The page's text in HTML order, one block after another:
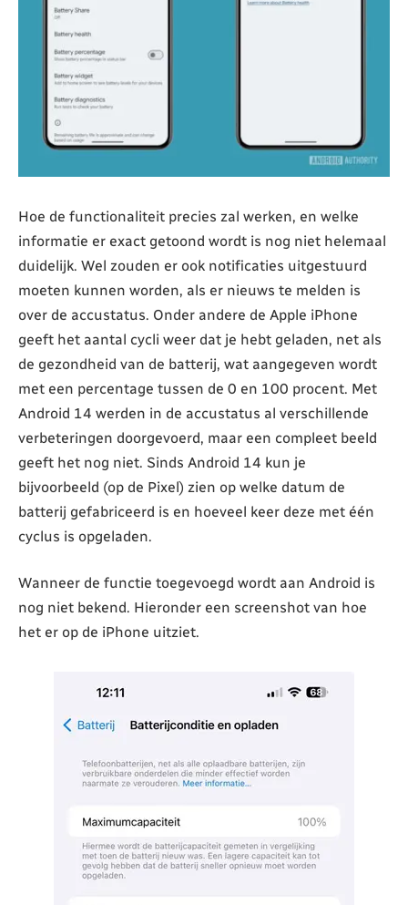
Hoe de functionaliteit precies zal werken, en welke
informatie er exact getoond wordt is nog niet helemaal
duidelijk. Wel zouden er ook notificaties uitgestuurd
moeten kunnen worden, als er nieuws te melden is
over de accustatus. Onder andere de Apple iPhone
geeft het aantal cycli weer dat je hebt geladen, net als
de gezondheid van de batterij, wat aangegeven wordt
met een percentage tussen de 0 en 100 procent. Met
Android 14 werden in de accustatus al verschillende
verbeteringen doorgevoerd, maar een compleet beeld
geeft het nog niet. Sinds Android 14 kun je
bijvoorbeeld (op de Pixel) zien op welke datum de
batterij gefabriceerd is en hoeveel keer deze met één
cyclus is opgeladen.
Wanneer de functie toegevoegd wordt aan Android is
nog niet bekend. Hieronder een screenshot van hoe
het er op de iPhone uitziet.